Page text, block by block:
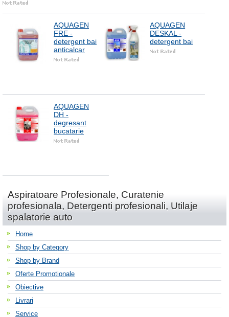
AQUAGEN
FRE -
detergent bai
anticalcar
AQUAGEN
DESKAL -
detergent bai
AQUAGEN
DH -
degresant
bucatarie
Aspiratoare Profesionale, Curatenie
profesionala, Detergenti profesionali, Utilaje
spalatorie auto
Home
Shop by Category
Shop by Brand
Oferte Promotionale
Obiective
Livrari
Service